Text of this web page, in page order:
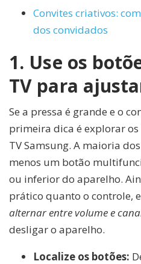
Convites criativos:
dos convidados
1. Use os
TV para
Se a pressa é grande e o
primeira dica é explorar
TV Samsung. A maioria
menos um botão
ou inferior do aparelho.
prático quanto o controle,
alternar entre volume e
desligar o aparelho.
Localize os botões: